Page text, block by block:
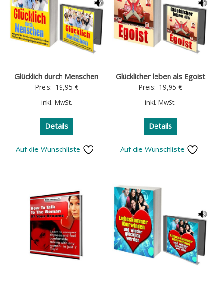
Glücklich durch Menschen
Preis: 19,95 €
inkl. MwSt.
Details
Auf die Wunschliste
Glücklicher leben als Egoist
Preis: 19,95€
inkl. MwSt.
Details
Auf die Wunschliste